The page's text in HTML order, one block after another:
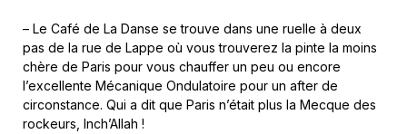
– Le Café de La Danse se trouve dans une ruelle à deux
pas de la rue de Lappe où vous trouverez la pinte la moins
chère de Paris pour vous chauffer un peu ou encore
l’excellente Mécanique Ondulatoire pour un after de
circonstance. Qui a dit que Paris n’était plus la Mecque des
rockeurs, Inch’Allah !